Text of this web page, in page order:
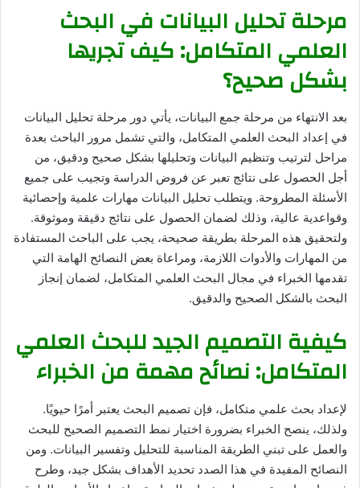
مرحلة تحليل البيانات في البحث
العلمي المتكامل: كيف تجريها
بشكل صحيح؟
بعد الانتهاء من مرحلة جمع البيانات، يأتي دور مرحلة تحليل البيانات
في إعداد البحث العلمي المتكامل، والتي تشمل مرور الباحث بعدة
مراحل لترتيب وتنظيم البيانات وتحليلها بشكل صحيح ودقيق، من
أجل الحصول على نتائج تعبر عن فروض الدراسة وتجيب على جميع
الأسئلة المطروحة. ويتطلب تحليل البيانات مهارات علمية وإحصائية
وقواعدية عالية، وذلك لضمان الحصول على نتائج دقيقة وموثوقة.
ولتحقيق هذه المرحلة بطريقة صحيحة، يجب على الباحث المستفادة
من المهارات والأدوات اللازمة، ومراعاة بعض النصائح الهامة التي
تقدمها الخبراء في مجال البحث العلمي المتكامل، لضمان إنجاز
البحث بالشكل الصحيح والدقيق.
كيفية التصميم الجيد للبحث العلمي
المتكامل: نصائح مهمة من الخبراء
لإعداد بحث علمي متكامل، فإن تصميم البحث يعتبر أمرًا حيويًا.
ولذلك، ينصح الخبراء بضرورة اختيار نمط التصميم الصحيح للبحث
والعمل على تبني الطريقة المناسبة للتحليل وتفسير البيانات. ومن
النصائح المفيدة في هذا الصدد تحديد الأهداف بشكل جيد، وطرح